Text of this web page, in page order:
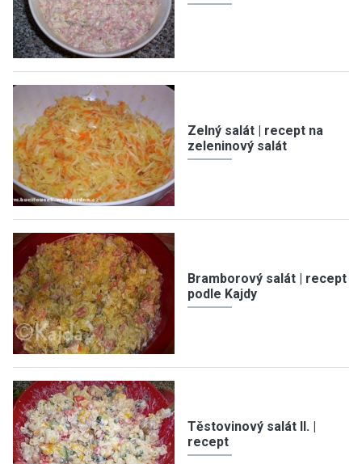
Zelný salát | recept na
zeleninový salát
Bramborový salát | recept
podle Kajdy
Těstovinový salát II. |
recept